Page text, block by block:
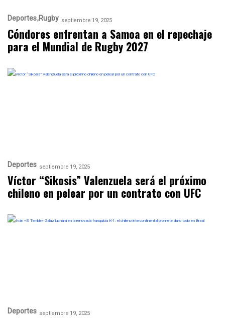
Deportes Rugby septiembre 19, 2025
Cóndores enfrentan a Samoa en el repechaje
para el Mundial de Rugby 2027
Deportes septiembre 19, 2025
Víctor “Sikosis” Valenzuela será el próximo
chileno en pelear por un contrato con UFC
Deportes septiembre 19, 2025